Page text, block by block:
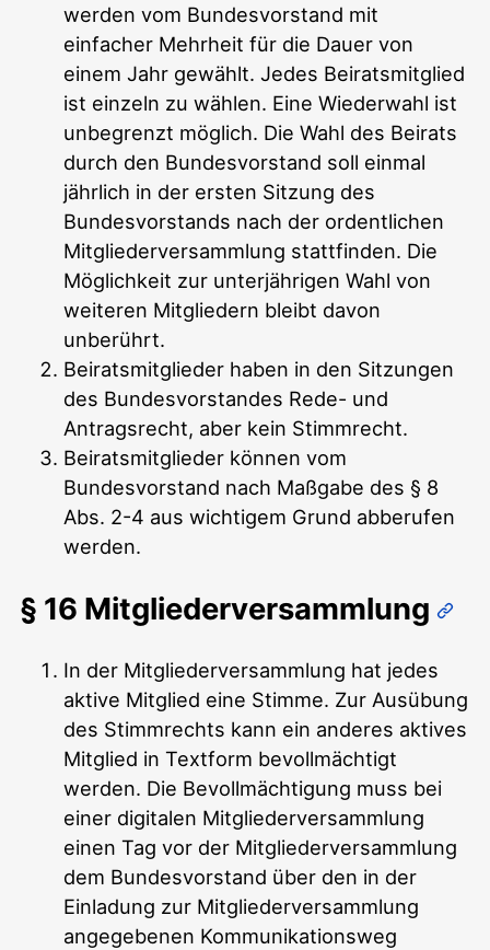
werden vom Bundesvorstand mit
einfacher Mehrheit für die Dauer von
einem Jahr gewählt. Jedes Beiratsmitglied
ist einzeln zu wählen. Eine Wiederwahl ist
unbegrenzt möglich. Die Wahl des Beirats
durch den Bundesvorstand soll einmal
jährlich in der ersten Sitzung des
Bundesvorstands nach der ordentlichen
Mitgliederversammlung stattfinden. Die
Möglichkeit zur unterjährigen Wahl von
weiteren Mitgliedern bleibt davon
unberührt.
Beiratsmitglieder haben in den Sitzungen
des Bundesvorstandes Rede- und
Antragsrecht, aber kein Stimmrecht.
Beiratsmitglieder können vom
Bundesvorstand nach Maßgabe des § 8
Abs. 2-4 aus wichtigem Grund abberufen
werden.
§ 16 Mitgliederversammlung
In der Mitgliederversammlung hat jedes
aktive Mitglied eine Stimme. Zur Ausübung
des Stimmrechts kann ein anderes aktives
Mitglied in Textform bevollmächtigt
werden. Die Bevollmächtigung muss bei
einer digitalen Mitgliederversammlung
einen Tag vor der Mitgliederversammlung
dem Bundesvorstand über den in der
Einladung zur Mitgliederversammlung
angegebenen Kommunikationsweg